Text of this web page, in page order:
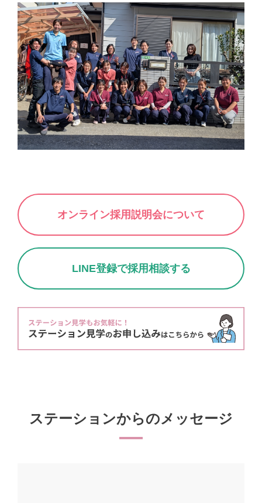
オンライン採用説明会について
LINE登録で採用相談する
ステーションからのメッセージ